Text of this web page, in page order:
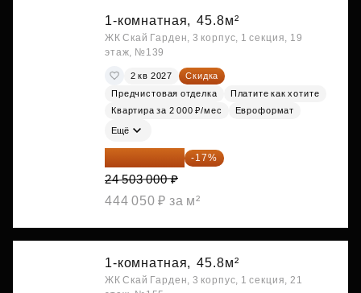
1-комнатная, 45.8м²
ЖК Скай Гарден, 3 корпус, 1 секция, 19
этаж, №139
2 кв 2027
Скидка
Предчистовая отделка
Платите как хотите
Квартира за 2 000 ₽/мес
Евроформат
Ещё
20 337 490 ₽ -17%
24 503 000 ₽
444 050 ₽ за м²
1-комнатная, 45.8м²
ЖК Скай Гарден, 3 корпус, 1 секция, 21